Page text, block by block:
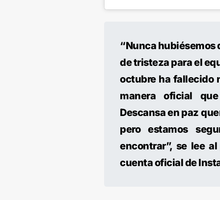
“Nunca hubiésemos
de tristeza para el
octubre ha fallecido
manera oficial
Descansa en paz
pero estamos
encontrar”, se lee
cuenta oficial de